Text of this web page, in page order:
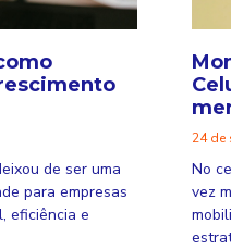
de ser uma
para empresas
eficiência e
24 de
No
vez